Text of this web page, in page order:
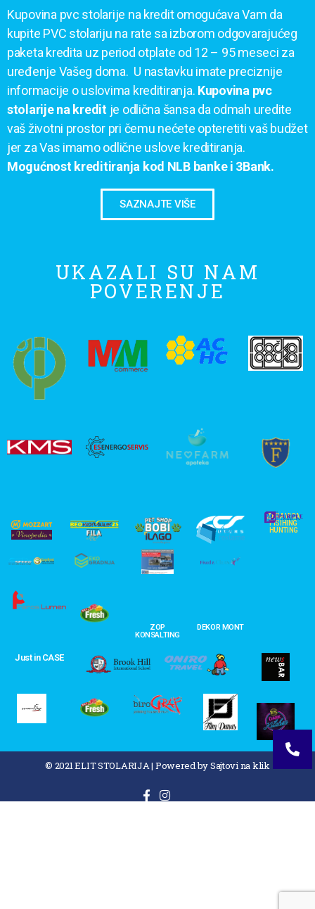
Kupovina pvc stolarije na kredit omogućava Vam da
kupite PVC stolariju na rate sa izborom odgovarajućeg
paketa kredita uz period otplate od 12 – 95 meseci za
uređenje Vašeg doma. U nastavku imate preciznije
informacije o uslovima kreditiranja. Kupovina pvc
stolarije na kreditje odlična šansa da odmah uredite
vaš životni prostor pri čemu nećete opteretiti vaš budžet
jer za Vas imamo odlične uslove kreditiranja.
Mogućnost kreditiranja kod NLB banke i 3Bank.
SAZNAJTE VIŠE
UKAZALI SU NAM
POVERENJE
ZERAVICA
FISIHING
HUNTING
ZOP
KONSALTING
DEKOR MONT
Just in CASE
© 2021 ELIT STOLARIJA| Powered by Sajtovi na klik